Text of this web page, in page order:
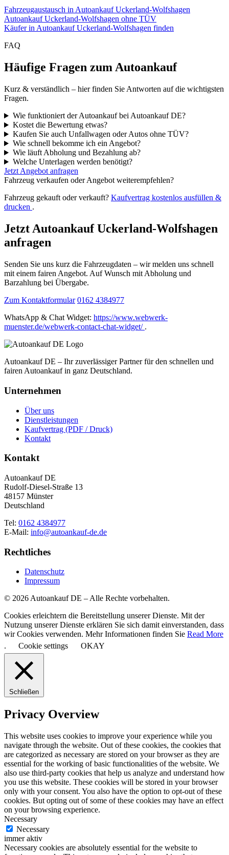
Fahrzeugaustausch in Autoankauf Uckerland-Wolfshagen
Autoankauf Uckerland-Wolfshagen ohne TÜV
Käufer in Autoankauf Uckerland-Wolfshagen finden
FAQ
Häufige Fragen zum Autoankauf
Kurz & verständlich – hier finden Sie Antworten auf die wichtigsten
Fragen.
Wie funktioniert der Autoankauf bei Autoankauf DE?
Kostet die Bewertung etwas?
Kaufen Sie auch Unfallwagen oder Autos ohne TÜV?
Wie schnell bekomme ich ein Angebot?
Wie läuft Abholung und Bezahlung ab?
Welche Unterlagen werden benötigt?
Jetzt Angebot anfragen
Fahrzeug verkaufen oder Angebot weiterempfehlen?
Fahrzeug gekauft oder verkauft? Kaufvertrag kostenlos ausfüllen &
drucken .
Jetzt Autoankauf Uckerland-Wolfshagen
anfragen
Senden Sie uns kurz die Fahrzeugdaten – wir melden uns schnell
mit einem fairen Angebot. Auf Wunsch mit Abholung und
Barzahlung bei Übergabe.
Zum Kontaktformular 0162 4384977
WhatsApp & Chat Widget: https://www.webwerk-
muenster.de/webwerk-contact-chat-widget/ .
Autoankauf DE – Ihr zuverlässiger Partner für den schnellen und
fairen Autoankauf in ganz Deutschland.
Unternehmen
Über uns
Dienstleistungen
Kaufvertrag (PDF / Druck)
Kontakt
Kontakt
Autoankauf DE
Rudolf-Diesel-Straße 13
48157 Münster
Deutschland
Tel: 0162 4384977
E-Mail: info@autoankauf-de.de
Rechtliches
Datenschutz
Impressum
© 2026 Autoankauf DE – Alle Rechte vorbehalten.
Cookies erleichtern die Bereitstellung unserer Dienste. Mit der
Nutzung unserer Dienste erklären Sie sich damit einverstanden, dass
wir Cookies verwenden. Mehr Informationen finden Sie Read More
.
Cookie settings OKAY
Schließen
Privacy Overview
This website uses cookies to improve your experience while you
navigate through the website. Out of these cookies, the cookies that
are categorized as necessary are stored on your browser as they are
essential for the working of basic functionalities of the website. We
also use third-party cookies that help us analyze and understand how
you use this website. These cookies will be stored in your browser
only with your consent. You also have the option to opt-out of these
cookies. But opting out of some of these cookies may have an effect
on your browsing experience.
Necessary
Necessary
immer aktiv
Necessary cookies are absolutely essential for the website to